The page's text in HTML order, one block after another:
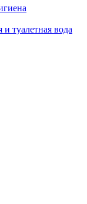
и туалетная вода